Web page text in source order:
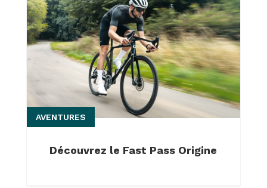
Découvrez le Fast Pass Origine
AVENTURES